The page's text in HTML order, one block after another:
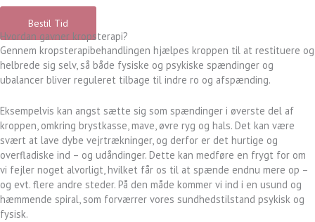
Bestil Tid
Hvordan gavner kropsterapi?
Gennem kropsterapibehandlingen hjælpes kroppen til at restituere og
helbrede sig selv, så både fysiske og psykiske spændinger og
ubalancer bliver reguleret tilbage til indre ro og afspænding.
Eksempelvis kan angst sætte sig som spændinger i øverste del af
kroppen, omkring brystkasse, mave, øvre ryg og hals. Det kan være
svært at lave dybe vejrtrækninger, og derfor er det hurtige og
overfladiske ind – og udåndinger. Dette kan medføre en frygt for om
vi fejler noget alvorligt, hvilket får os til at spænde endnu mere op –
og evt. flere andre steder. På den måde kommer vi ind i en usund og
hæmmende spiral, som forværrer vores sundhedstilstand psykisk og
fysisk.